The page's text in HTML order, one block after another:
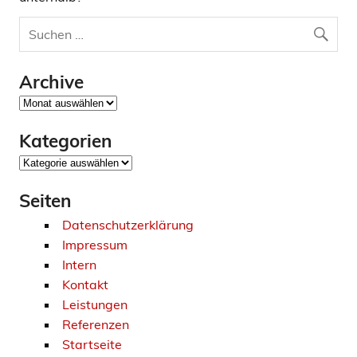
Archive
Archive
Kategorien
Kategorien
Seiten
Datenschutzerklärung
Impressum
Intern
Kontakt
Leistungen
Referenzen
Startseite